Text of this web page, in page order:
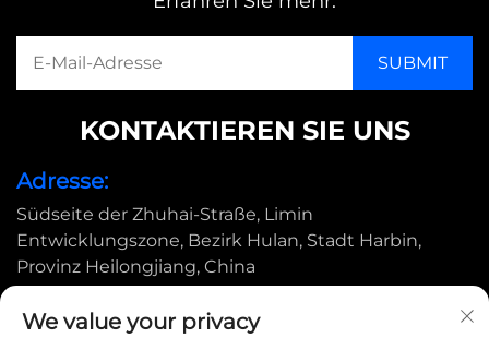
KONTAKTIEREN SIE UNS
Adresse:
Südseite der Zhuhai-Straße, Limin
Entwicklungszone, Bezirk Hulan, Stadt Harbin,
Provinz Heilongjiang, China
We value your privacy